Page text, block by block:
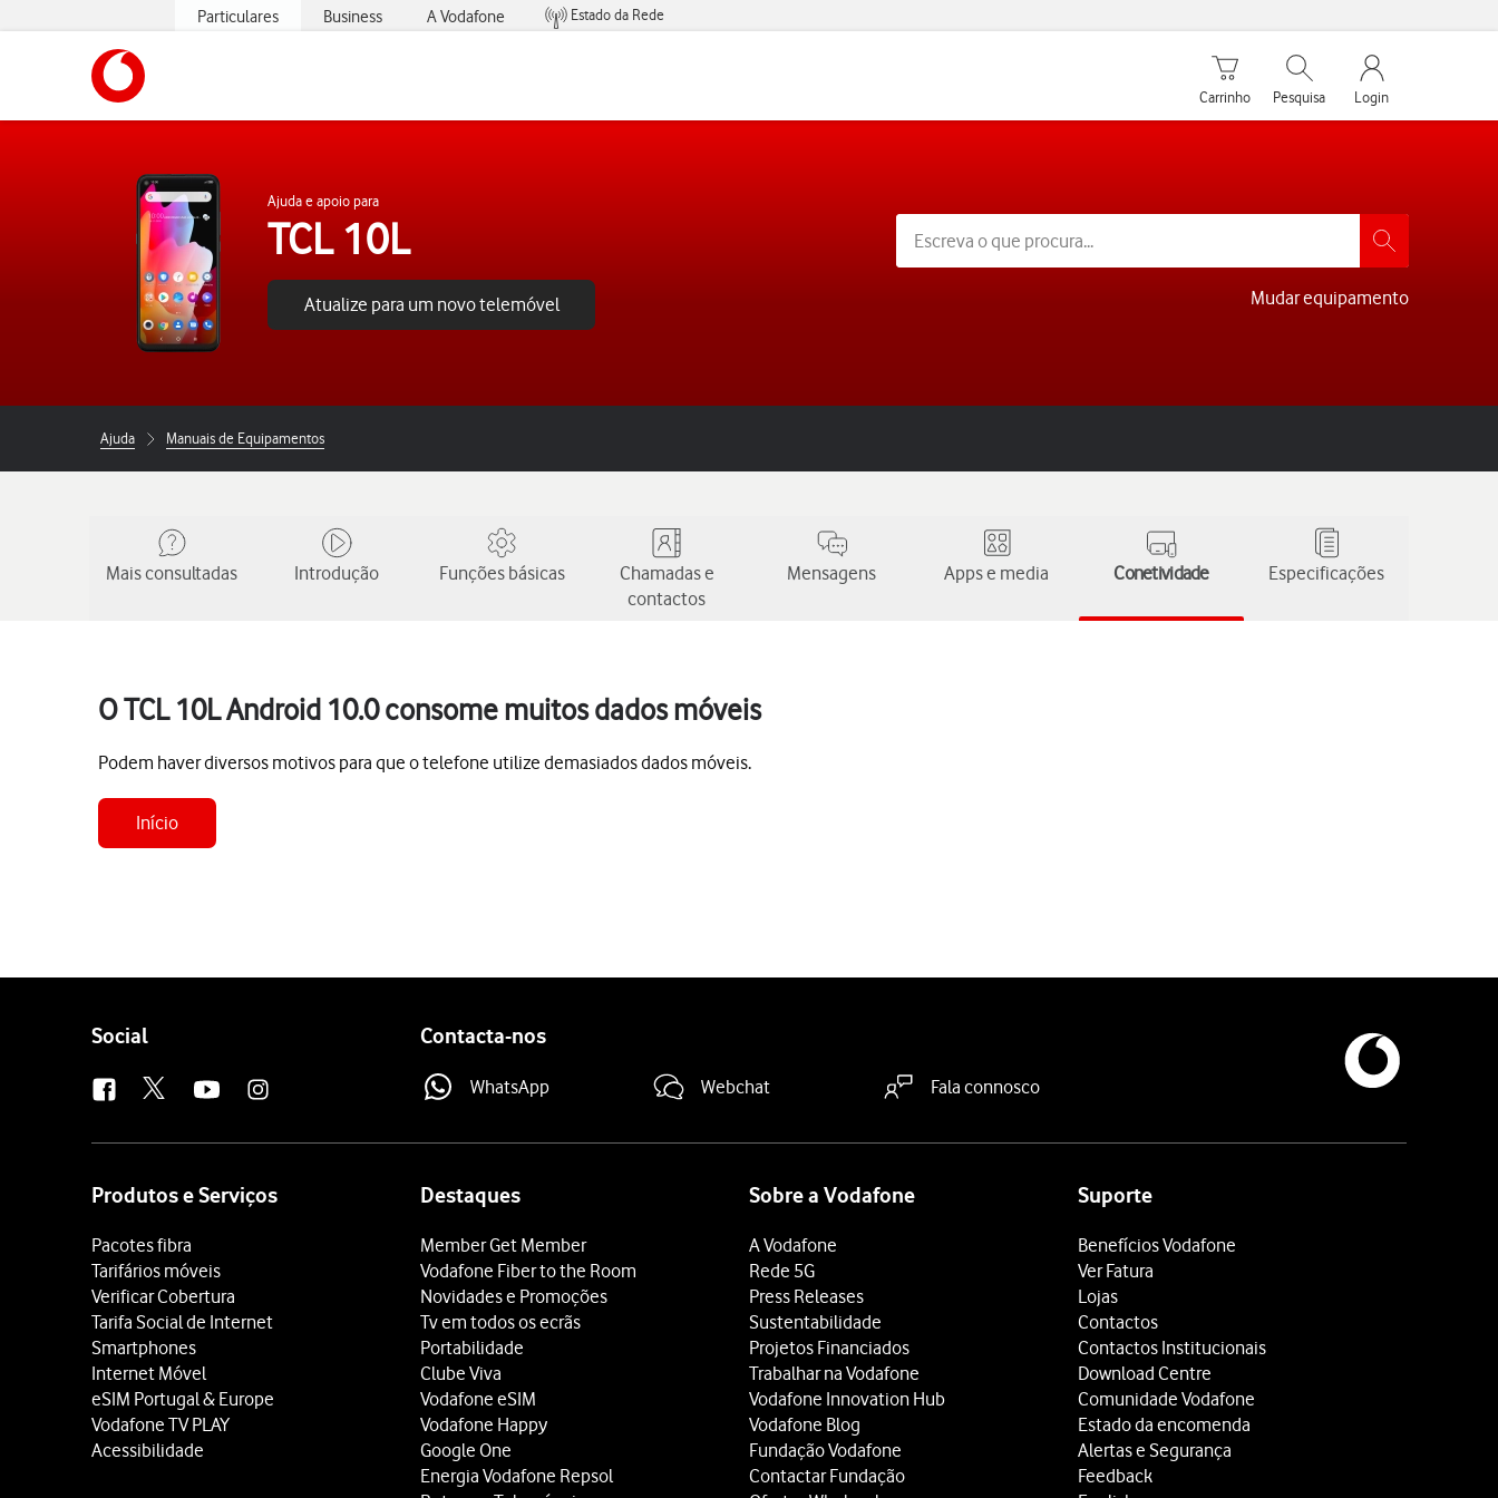
Particulares Business A Vodafone
Estado da Rede
Carrinho de compras
Carrinho
Pesquisar
Pesquisa
My Vodafone
Login
Ajuda e apoio para
TCL 10L
Atualize para um novo telemóvel Mudar equipamento
Ajuda Manuais de Equipamentos
Mais consultadas Introdução Funções básicas
Chamadas e
contactos
Mensagens Apps e media Conetividade Especificações
O TCL 10L Android 10.0 consome muitos dados móveis
Podem haver diversos motivos para que o telefone utilize demasiados dados móveis.
Início
Follow
Social Contacta-nos
WhatsApp Webchat Fala connosco
Produtos e Serviços
Pacotes fibra
Tarifários móveis
Verificar Cobertura
Tarifa Social de Internet
Smartphones
Internet Móvel
eSIM Portugal & Europe
Vodafone TV PLAY
Acessibilidade
Destaques
Member Get Member
Vodafone Fiber to the Room
Novidades e Promoções
Tv em todos os ecrãs
Portabilidade
Clube Viva
Vodafone eSIM
Vodafone Happy
Google One
Energia Vodafone Repsol
Sobre a Vodafone
A Vodafone
Rede 5G
Press Releases
Sustentabilidade
Projetos Financiados
Trabalhar na Vodafone
Vodafone Innovation Hub
Vodafone Blog
Fundação Vodafone
Contactar Fundação
Suporte
Benefícios Vodafone
Ver Fatura
Lojas
Contactos
Contactos Institucionais
Download Centre
Comunidade Vodafone
Estado da encomenda
Alertas e Segurança
Feedback